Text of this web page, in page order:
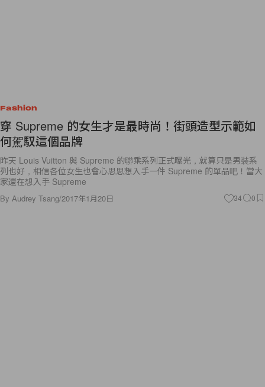
Fashion
穿 Supreme 的女生才是最時尚！街頭造型示範如
何駕馭這個品牌
昨天 Louis Vuitton 與 Supreme 的聯乘系列正式曝光，就算只是男裝系
列也好，相信各位女生也會心思思想入手一件 Supreme 的單品吧！當大
家還在想入手 Supreme
By Audrey Tsang/2017年1月20日 34 0